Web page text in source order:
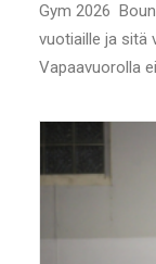
Gym 2026
vuotiaille ja sitä
Vapaavuorolla